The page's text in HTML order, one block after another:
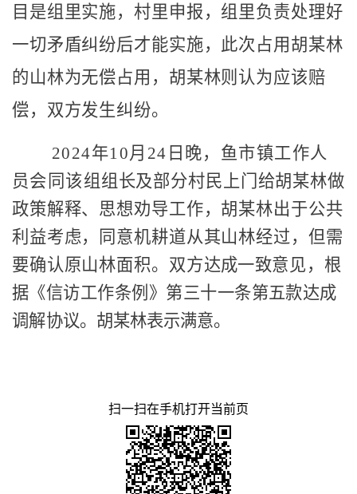
目是组里实施，村里申报，组里负责处理好
一切矛盾纠纷后才能实施，此次占用胡某林
的山林为无偿占用，胡某林则认为应该赔
偿，双方发生纠纷。
2024年10月 24 日 晚， 鱼市镇工作人
员会同该组组长及部分村民上门给胡某林做
政策解释、思想劝导工作，胡某林出于公共
利益考虑，同意机耕道从其山林经过，但需
要确认原山林面积。双方达成一致意 见， 根
据《信访工作条例》第三十一条第五款达成
调解协议。 胡某林表示满意。
扫一扫在手机打开当前页